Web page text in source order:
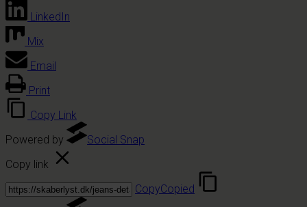
LinkedIn
Mix
Email
Print
Copy Link
Powered by
Social Snap
Copy link
CopyCopied